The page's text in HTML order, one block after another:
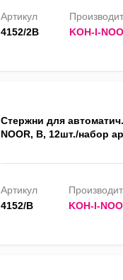
Артикул
4152/2В
KOH-I-
Стержни для
NOOR, B, 12шт./набор
Артикул
4152/B
KOH-I-